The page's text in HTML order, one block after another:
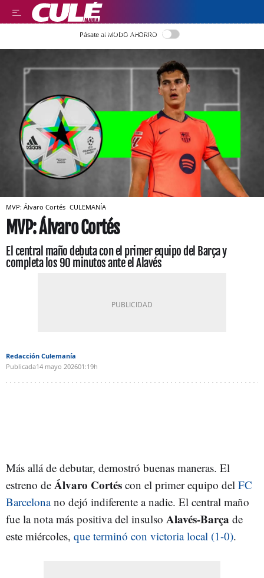
LLEGIR EN CATALÀ
Pásate al MODO AHORRO
MVP: Álvaro Cortés CULEMANÍA
MVP: Álvaro Cortés
El central maño debuta con el primer equipo del Barça y
completa los 90 minutos ante el Alavés
Redacción Culemanía
Publicada14 mayo 202601:19h
Más allá de debutar, demostró buenas maneras. El
estreno de Álvaro Cortés con el primer equipo del FC
Barcelonano dejó indiferente a nadie. El central maño
fue la nota más positiva del insulso Alavés-Barça de
este miércoles, que terminó con victoria local (1-0).